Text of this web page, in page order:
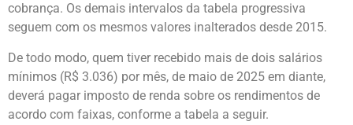
cobrança. Os demais intervalos da tabela progressiva
seguem com os mesmos valores inalterados desde 2015.
De todo modo, quem tiver recebido mais de dois salários
mínimos (R$ 3.036) por mês, de maio de 2025 em diante,
deverá pagar imposto de renda sobre os rendimentos de
acordo com faixas, conforme a tabela a seguir.